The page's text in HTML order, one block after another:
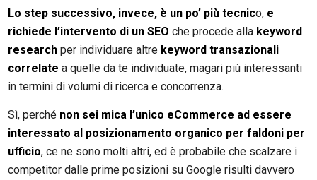
Lo step successivo, invece, è un po’ più tecnico, e
richiede l’intervento di un SEO che procede alla keyword
research per individuare altre keyword transazionali
correlate a quelle da te individuate, magari più interessanti
in termini di volumi di ricerca e concorrenza.
Sì, perché non sei mica l’unico eCommerce ad essere
interessato al posizionamento organico per faldoni per
ufficio, ce ne sono molti altri, ed è probabile che scalzare i
competitor dalle prime posizioni su Google risulti davvero